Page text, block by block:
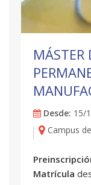
MÁSTER
Desde: 15/
Campus
Matrícula